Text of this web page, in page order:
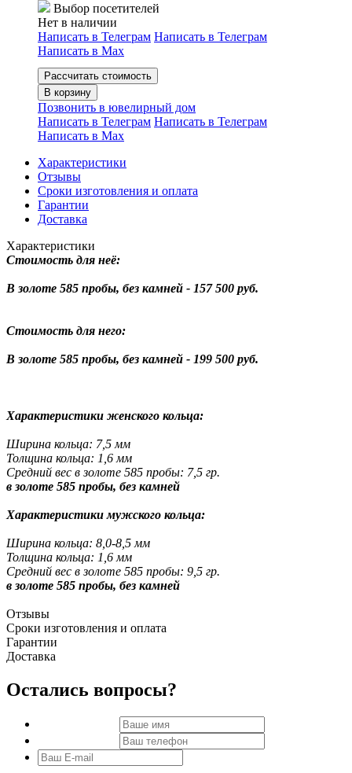
Выбор посетителей
Нет в наличии
Написать в Телеграм Написать в Телеграм
Написать в Мах
Рассчитать стоимость
В корзину
Позвонить в ювелирный дом
Написать в Телеграм Написать в Телеграм
Написать в Мах
Характеристики
Отзывы
Сроки изготовления и оплата
Гарантии
Доставка
Характеристики
Стоимость для неё:
В золоте 585 пробы, без камней - 157 500 руб.
Стоимость для него:
В золоте 585 пробы, без камней - 199 500 руб.
Характеристики женского кольца:
Ширина кольца: 7,5 мм
Толщина кольца: 1,6 мм
Средний вес в золоте 585 пробы: 7,5 гр.
в золоте 585 пробы, без камней
Характеристики мужского кольца:
Ширина кольца: 8,0-8,5 мм
Толщина кольца: 1,6 мм
Средний вес в золоте 585 пробы: 9,5 гр.
в золоте 585 пробы, без камней
Отзывы
Сроки изготовления и оплата
Гарантии
Доставка
Остались вопросы?